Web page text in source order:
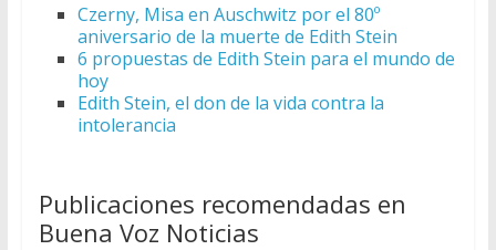
Czerny, Misa en Auschwitz por el 80º
aniversario de la muerte de Edith Stein
6 propuestas de Edith Stein para el mundo de
hoy
Edith Stein, el don de la vida contra la
intolerancia
Publicaciones recomendadas en
Buena Voz Noticias